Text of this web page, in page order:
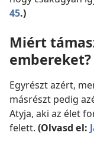
45.)
Miért
embereket?
Egyrészt azért,
másrészt pedig
Atyja, aki az élet
felett. (Olvasd el: